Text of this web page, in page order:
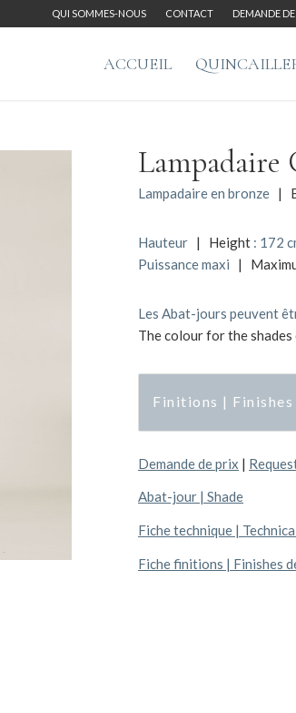
QUI SOMMES-NOUS CONTACT DEMANDE
ACCUEIL
Lampadaire
Lampadaire en bronze |
Hauteur | Height : 172
Puissance maxi |
Les Abat-jours peuvent
The colour for the
Finitions | Finishes
Demande de prix |
Abat-jour | Shade
Fiche technique |
Fiche finitions | Finishes